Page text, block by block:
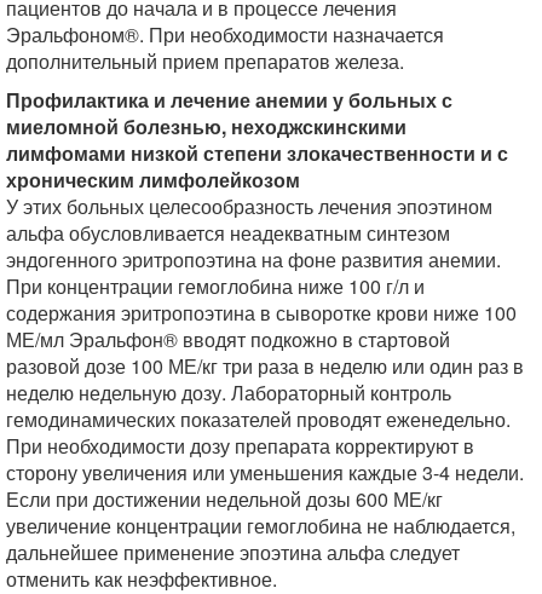
пациентов до начала и в процессе лечения
Эральфоном®. При необходимости назначается
дополнительный прием препаратов железа.
Профилактика и лечение анемии у больных с
миеломной болезнью, неходжскинскими
лимфомами низкой степени злокачественности и с
хроническим лимфолейкозом
У этих больных целесообразность лечения эпоэтином
альфа обусловливается неадекватным синтезом
эндогенного эритропоэтина на фоне развития анемии.
При концентрации гемоглобина ниже 100 г/л и
содержания эритропоэтина в сыворотке крови ниже 100
МЕ/мл Эральфон® вводят подкожно в стартовой
разовой дозе 100 МЕ/кг три раза в неделю или один раз в
неделю недельную дозу. Лабораторный контроль
гемодинамических показателей проводят еженедельно.
При необходимости дозу препарата корректируют в
сторону увеличения или уменьшения каждые 3-4 недели.
Если при достижении недельной дозы 600 МЕ/кг
увеличение концентрации гемоглобина не наблюдается,
дальнейшее применение эпоэтина альфа следует
отменить как неэффективное.